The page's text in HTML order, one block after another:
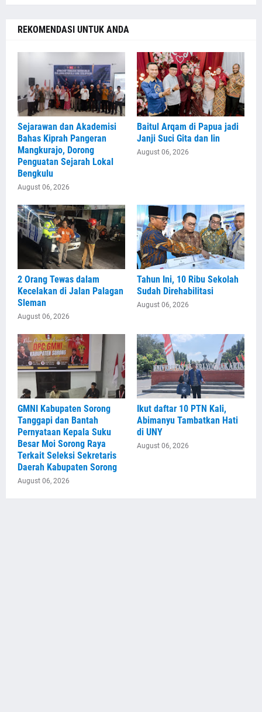
REKOMENDASI UNTUK ANDA
Sejarawan dan Akademisi
Bahas Kiprah Pangeran
Mangkurajo, Dorong
Penguatan Sejarah Lokal
Bengkulu
August 06, 2026
Baitul Arqam di Papua jadi
Janji Suci Gita dan Iin
August 06, 2026
2 Orang Tewas dalam
Kecelakan di Jalan Palagan
Sleman
August 06, 2026
Tahun Ini, 10 Ribu Sekolah
Sudah Direhabilitasi
August 06, 2026
GMNI Kabupaten Sorong
Tanggapi dan Bantah
Pernyataan Kepala Suku
Besar Moi Sorong Raya
Terkait Seleksi Sekretaris
Daerah Kabupaten Sorong
August 06, 2026
Ikut daftar 10 PTN Kali,
Abimanyu Tambatkan Hati
di UNY
August 06, 2026